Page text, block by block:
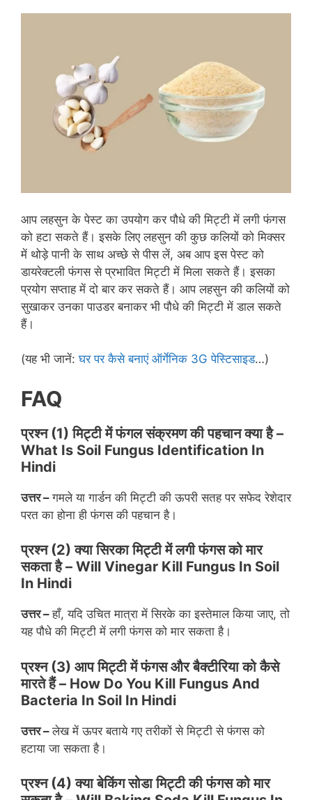
आप लहसुन के पेस्ट का उपयोग कर पौधे की मिट्टी में लगी फंगस
को हटा सकते हैं। इसके लिए लहसुन की कुछ कलियों को मिक्सर
में थोड़े पानी के साथ अच्छे से पीस लें, अब आप इस पेस्ट को
डायरेक्टली फंगस से प्रभावित मिट्टी में मिला सकते हैं। इसका
प्रयोग सप्ताह में दो बार कर सकते हैं। आप लहसुन की कलियों को
सुखाकर उनका पाउडर बनाकर भी पौधे की मिट्टी में डाल सकते
हैं।
(यह भी जानें:घर पर कैसे बनाएं ऑर्गेनिक 3G पेस्टिसाइड…)
FAQ
प्रश्न (1) मिट्टी में फंगल संक्रमण की पहचान क्या है –
What Is Soil Fungus Identification In
Hindi
उत्तर –गमले या गार्डन की मिट्टी की ऊपरी सतह पर सफेद रेशेदार
परत का होना ही फंगस की पहचान है।
प्रश्न (2) क्या सिरका मिट्टी में लगी फंगस को मार
सकता है – Will Vinegar Kill Fungus In Soil
In Hindi
उत्तर –हाँ, यदि उचित मात्रा में सिरके का इस्तेमाल किया जाए, तो
यह पौधे की मिट्टी में लगी फंगस को मार सकता है।
प्रश्न (3) आप मिट्टी में फंगस और बैक्टीरिया को कैसे
मारते हैं – How Do You Kill Fungus And
Bacteria In Soil In Hindi
उत्तर –लेख में ऊपर बताये गए तरीकों से मिट्टी से फंगस को
हटाया जा सकता है।
प्रश्न (4) क्या बेकिंग सोडा मिट्टी की फंगस को मार